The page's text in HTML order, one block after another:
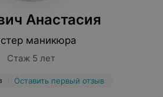
Анастасия
маникюра
Стаж 5 лет
Оставить первый отзыв